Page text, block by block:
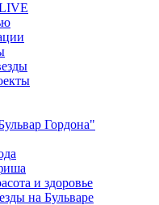
Гордона"
и здоровье
на Бульваре